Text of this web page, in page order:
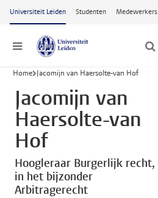
Ga naar hoofdinhoud
Universiteit Leiden Studenten Medewerkers
Menu
Home Jacomijn van Haersolte-van Hof
Jacomijn van
Haersolte-van
Hof
Hoogleraar Burgerlijk recht,
in het bijzonder
Arbitragerecht